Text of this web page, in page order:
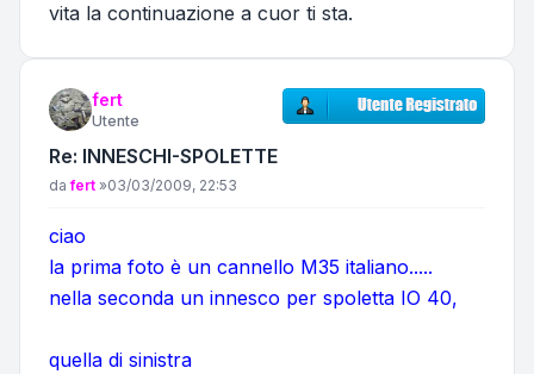
vita la continuazione a cuor ti sta.
fert
Utente
Re: INNESCHI-SPOLETTE
Messaggio
dafert »03/03/2009, 22:53
ciao
la prima foto è un cannello M35 italiano.....
nella seconda un innesco per spoletta IO 40,
quella di sinistra